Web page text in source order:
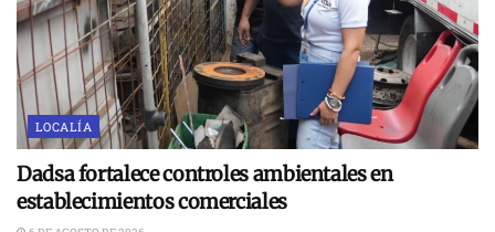
LOCALÍA
Dadsa fortalece controles ambientales en
establecimientos comerciales